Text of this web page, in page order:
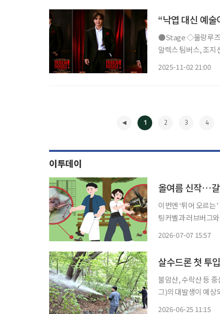
“낙엽 대신 예
●Stage ◇물랑루즈! 일정 11월 27일 ~ 2026년 2월 22일 장소 블루스퀘어 신한카드홀 연출
알렉스 팀버스, 조지
2025-11-02 21:00
1 2 3 4
이투데이
올여름 신작…
이번엔 ‘튀어 오르는
팅커벨과 러브버그와는 사뭇 다른 공포죠.
2026-07-07 15:57
살수드론 첫 투
불암산, 수락산 등 중심으로 살수
그)의 대발생이 예상
2026-06-25 11:15